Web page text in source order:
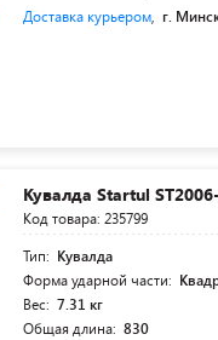
Доставка курьером г.
Кувалда Startul
Код товара: 235799
Тип: Кувалда
Форма ударной части:
Вес: 7.31 кг
Общая длина: 830